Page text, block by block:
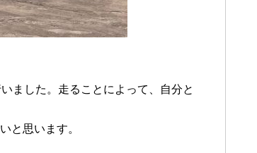
ました。走ることによって、自分と
と思います。